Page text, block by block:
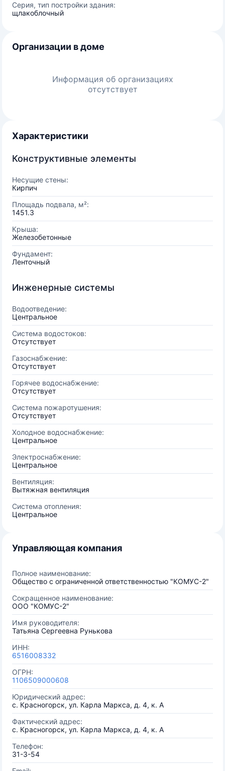
Серия, тип постройки здания:
щлакоблочный
Организации в доме
Информация об организациях
отсутствует
Характеристики
Конструктивные элементы
Несущие стены:
Кирпич
Площадь подвала, м²:
1451.3
Крыша:
Железобетонные
Фундамент:
Ленточный
Инженерные системы
Водоотведение:
Центральное
Система водостоков:
Отсутствует
Газоснабжение:
Отсутствует
Горячее водоснабжение:
Отсутствует
Система пожаротушения:
Отсутствует
Холодное водоснабжение:
Центральное
Электроснабжение:
Центральное
Вентиляция:
Вытяжная вентиляция
Система отопления:
Центральное
Управляющая компания
Полное наименование:
Общество с ограниченной ответственностью "КОМУС-2"
Сокращенное наименование:
ООО "КОМУС-2"
Имя руководителя:
Татьяна Сергеевна Рунькова
ИНН:
6516008332
ОГРН:
1106509000608
Юридический адрес:
с. Красногорск, ул. Карла Маркса, д. 4, к. А
Фактический адрес:
с. Красногорск, ул. Карла Маркса, д. 4, к. А
Телефон:
31-3-54